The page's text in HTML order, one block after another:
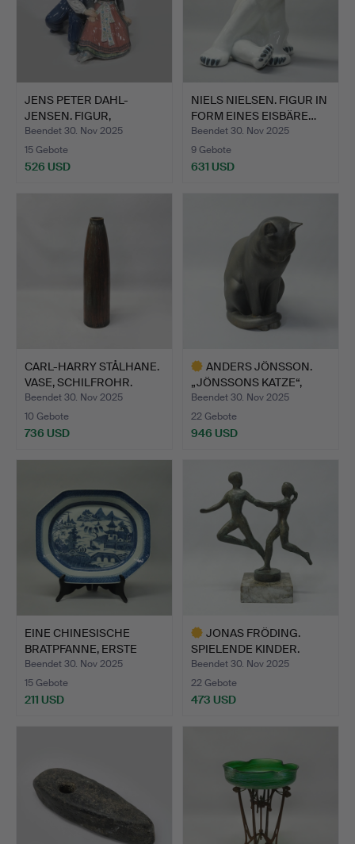
JENS PETER DAHL-
JENSEN. FIGUR,
„WERBUNG“.
Beendet 30. Nov 2025
15 Gebote
526 USD
NIELS NIELSEN. FIGUR IN
FORM EINES EISBÄRE…
Beendet 30. Nov 2025
9 Gebote
631 USD
CARL-HARRY STÅLHANE.
VASE, SCHILFROHR.
Beendet 30. Nov 2025
10 Gebote
736 USD
ANDERS JÖNSSON.
„JÖNSSONS KATZE“,
FESTE SC…
Beendet 30. Nov 2025
22 Gebote
946 USD
EINE CHINESISCHE
BRATPFANNE, ERSTE
HÄLFTE …
Beendet 30. Nov 2025
15 Gebote
211 USD
JONAS FRÖDING.
SPIELENDE KINDER.
Beendet 30. Nov 2025
22 Gebote
473 USD